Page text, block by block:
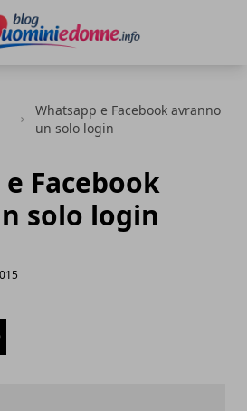
Whatsapp e Facebook avranno
un solo login
Facebook
solo login